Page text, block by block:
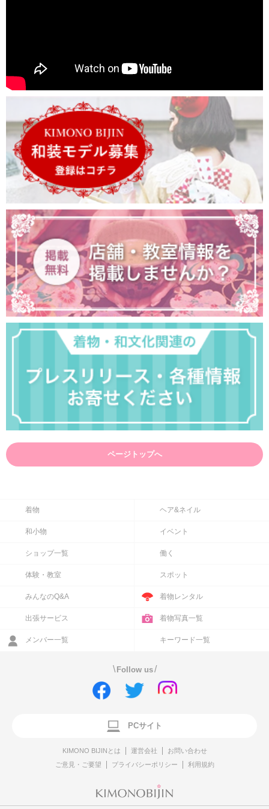
ページトップへ
着物 ヘア&ネイル
和小物 イベント
ショップ一覧 働く
体験・教室 スポット
みんなのQ&A 着物レンタル
出張サービス 着物写真一覧
メンバー一覧 キーワード一覧
\ Follow us/
PCサイト
KIMONO BIJINとは 運営会社
お問い合わせ
ご意見・ご要望
プライバシーポリシー 利用規約